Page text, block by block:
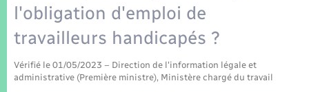
Sécurité - Prévention
Seniors
l'obligation d'emploi de
travailleurs handicapés ?
Vérifié le 01/05/2023 – Direction de l'information légale et
administrative (Première ministre), Ministère chargé du travail